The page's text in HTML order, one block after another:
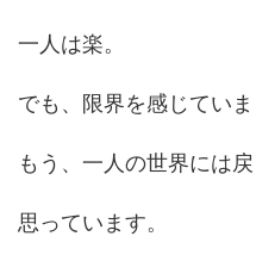
一人は楽。
でも、限界を感じていま
もう、一人の世界には
思っています。